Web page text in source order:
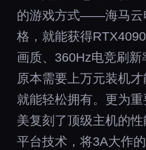
的游戏方式——海马云
格，就能获得
画质、360Hz电竞刷
原本需要上万元装机
就能轻松拥有。更为
美复刻了顶级主机的
平台技术，将3A大作